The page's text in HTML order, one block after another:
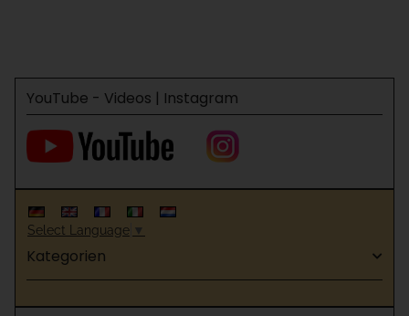
YouTube - Videos | Instagram
Select Language ▼
Kategorien